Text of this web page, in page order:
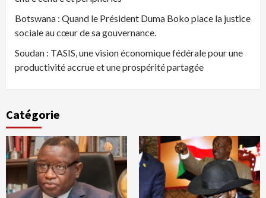
Botswana : Quand le Président Duma Boko place la justice
sociale au cœur de sa gouvernance.
Soudan : TASIS, une vision économique fédérale pour une
productivité accrue et une prospérité partagée
Catégorie